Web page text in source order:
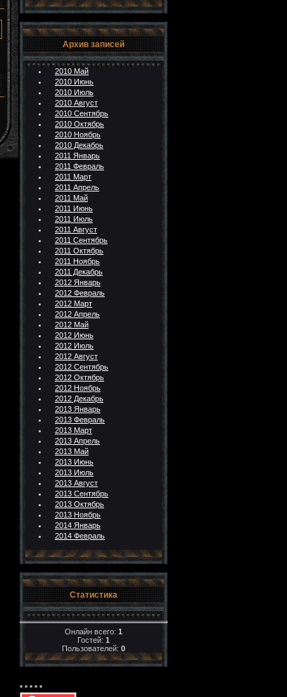
Архив записей
2010 Май
2010 Июнь
2010 Июль
2010 Август
2010 Сентябрь
2010 Октябрь
2010 Ноябрь
2010 Декабрь
2011 Январь
2011 Февраль
2011 Март
2011 Апрель
2011 Май
2011 Июнь
2011 Июль
2011 Август
2011 Сентябрь
2011 Октябрь
2011 Ноябрь
2011 Декабрь
2012 Январь
2012 Февраль
2012 Март
2012 Апрель
2012 Май
2012 Июнь
2012 Июль
2012 Август
2012 Сентябрь
2012 Октябрь
2012 Ноябрь
2012 Декабрь
2013 Январь
2013 Февраль
2013 Март
2013 Апрель
2013 Май
2013 Июнь
2013 Июль
2013 Август
2013 Сентябрь
2013 Октябрь
2013 Ноябрь
2014 Январь
2014 Февраль
Статистика
Онлайн всего: 1
Гостей: 1
Пользователей: 0
* * * * *